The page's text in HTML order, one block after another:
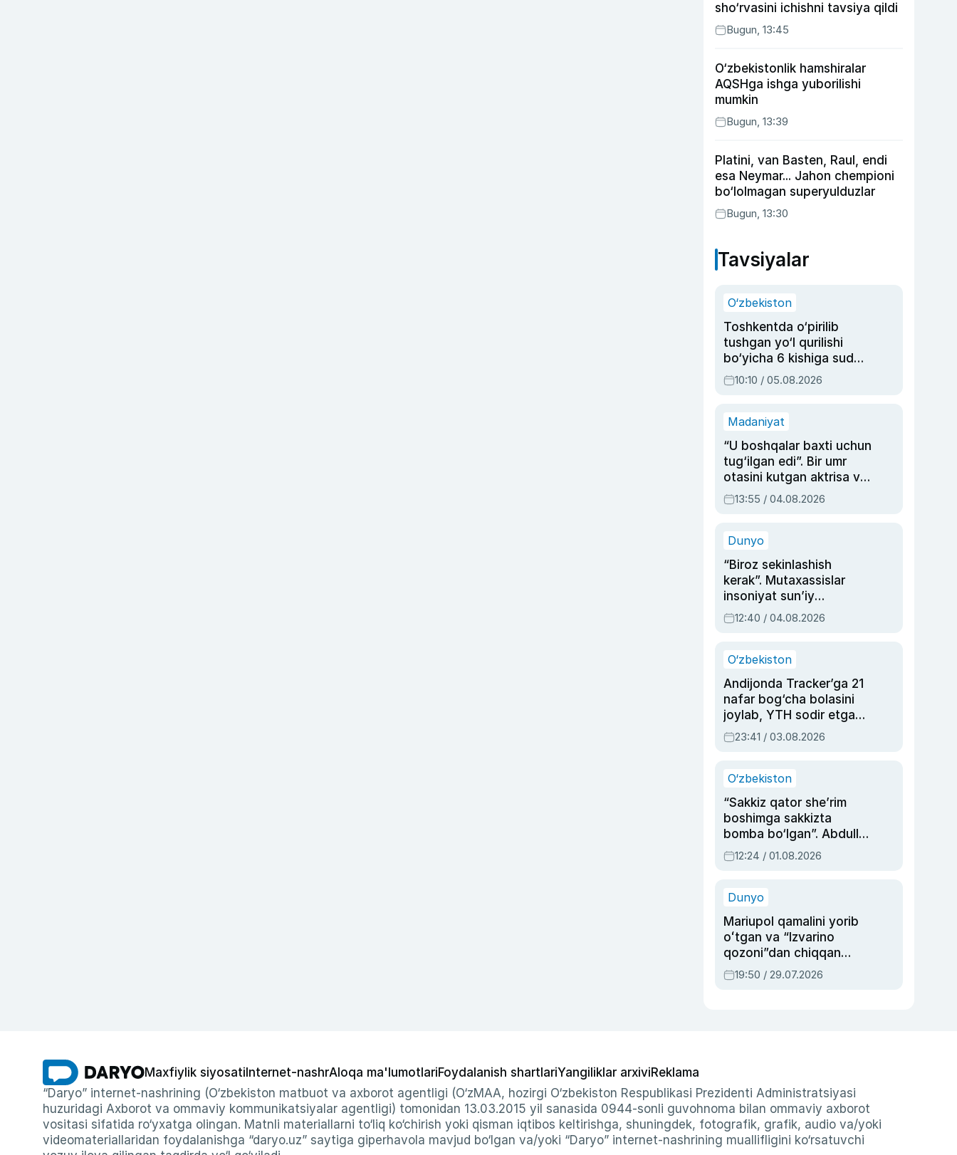
sho‘rvasini ichishni tavsiya qildi
Bugun, 13:45
O‘zbekistonlik hamshiralar
AQSHga ishga yuborilishi
mumkin
Bugun, 13:39
Platini, van Basten, Raul, endi
esa Neymar... Jahon chempioni
bo‘lolmagan superyulduzlar
Bugun, 13:30
Tavsiyalar
O‘zbekiston
Toshkentda o‘pirilib
tushgan yo‘l qurilishi
bo‘yicha 6 kishiga sud
hukmi o‘qildi
10:10 / 05.08.2026
Madaniyat
“U boshqalar baxti uchun
tug‘ilgan edi”. Bir umr
otasini kutgan aktrisa va
dublyaj ustasi Rimma
Ahmedovaning
13:55 / 04.08.2026
Dunyo
“Biroz sekinlashish
kerak”. Mutaxassislar
insoniyat sun’iy
intellektni boshqara
olmay qolishidan xavotir
12:40 / 04.08.2026
O‘zbekiston
Andijonda Tracker’ga 21
nafar bog‘cha bolasini
joylab, YTH sodir etgan
ayolga sud hukmi o‘qildi
23:41 / 03.08.2026
O‘zbekiston
“Sakkiz qator she’rim
boshimga sakkizta
bomba bo‘lgan”. Abdulla
Oripovni siyosiy
ayblovlardan asrab
12:24 / 01.08.2026
Dunyo
Mariupol qamalini yorib
oʻtgan va “Izvarino
qozoni”dan chiqqan
qahramon — Ukraina
armiyasi bosh
19:50 / 29.07.2026
Maxfiylik siyosati Internet-nashrAloqa ma'lumotlariFoydalanish shartlariYangiliklar arxiviReklama
“Daryo” internet-nashrining (O‘zbekiston matbuot va axborot agentligi (O‘zMAA, hozirgi O‘zbekiston Respublikasi Prezidenti Administratsiyasi
huzuridagi Axborot va ommaviy kommunikatsiyalar agentligi) tomonidan 13.03.2015 yil sanasida 0944-sonli guvohnoma bilan ommaviy axborot
vositasi sifatida ro‘yxatga olingan. Matnli materiallarni to‘liq ko‘chirish yoki qisman iqtibos keltirishga, shuningdek, fotografik, grafik, audio va/yoki
videomateriallaridan foydalanishga “daryo.uz” saytiga giperhavola mavjud bo‘lgan va/yoki “Daryo” internet-nashrining muallifligini ko‘rsatuvchi